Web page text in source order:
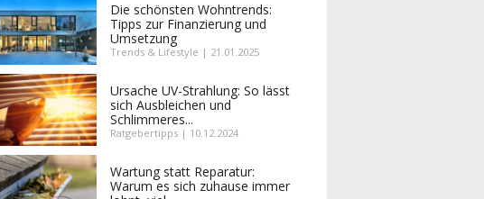
Die schönsten Wohntrends:
Tipps zur Finanzierung und
Umsetzung
Trends & Lifestyle | 21.01.2025
Ursache UV-Strahlung: So lässt
sich Ausbleichen und
Schlimmeres...
Ratgebertipps | 10.12.2024
Wartung statt Reparatur:
Warum es sich zuhause immer